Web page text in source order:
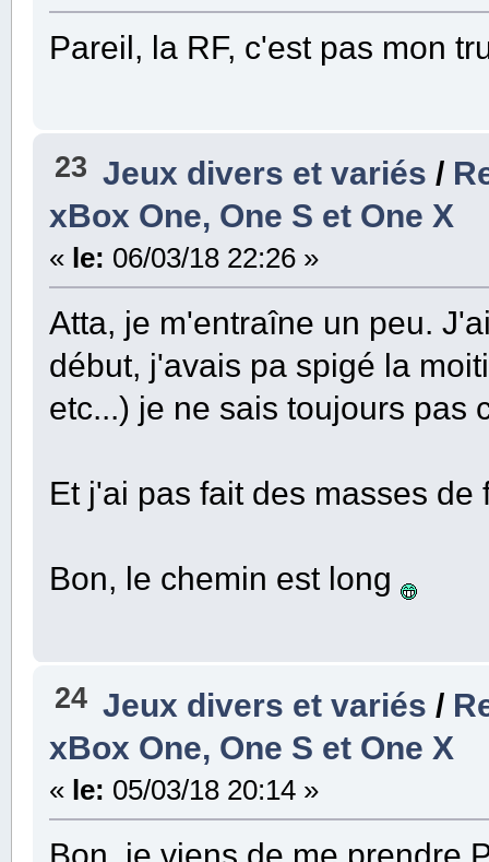
Pareil, la RF, c'est pas mon
23 Jeux divers et variés /
xBox One, One S et One X
« le: 06/03/18 22:26 »
Atta, je m'entraîne un peu.
début, j'avais pa spigé la
etc...) je ne sais toujours pas
Et j'ai pas fait des masses
Bon, le chemin est long
24 Jeux divers et variés /
xBox One, One S et One X
« le: 05/03/18 20:14 »
Bon, je viens de me prendre